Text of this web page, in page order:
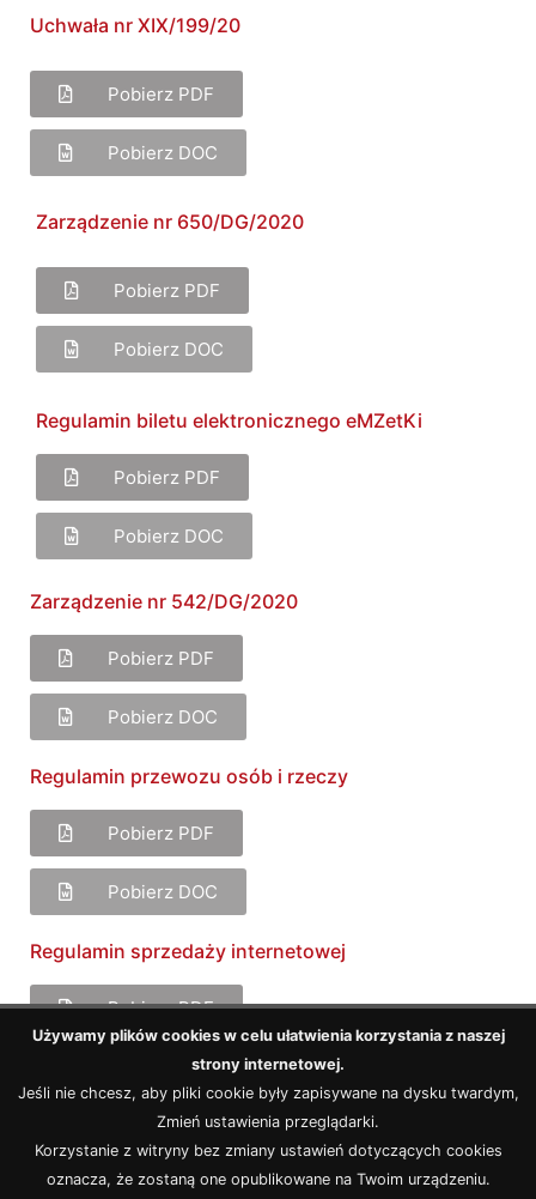
Używamy plików cookies w celu ułatwienia korzystania z naszej
strony internetowej.
Jeśli nie chcesz, aby pliki cookie były zapisywane na dysku twardym,
Zmień ustawienia przeglądarki.
Korzystanie z witryny bez zmiany ustawień dotyczących cookies
oznacza, że zostaną one opublikowane na Twoim urządzeniu.
Uchwała nr XIX/199/20
Pobierz PDF
Pobierz DOC
Zarządzenie nr 650/DG/2020
Pobierz PDF
Pobierz DOC
Regulamin biletu elektronicznego eMZetKi
Pobierz PDF
Pobierz DOC
Zarządzenie nr 542/DG/2020
Pobierz PDF
Pobierz DOC
Regulamin przewozu osób i rzeczy
Pobierz PDF
Pobierz DOC
Regulamin sprzedaży internetowej
Pobierz PDF
Pobierz DOC